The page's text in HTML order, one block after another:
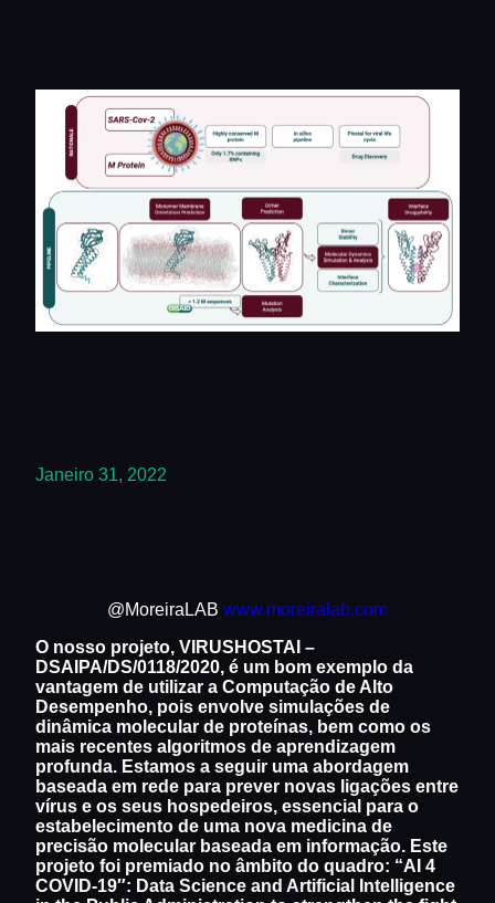
Janeiro 31, 2022
@MoreiraLAB www.moreiralab.com
O nosso projeto, VIRUSHOSTAI –
DSAIPA/DS/0118/2020, é um bom exemplo da
vantagem de utilizar a Computação de Alto
Desempenho, pois envolve simulações de
dinâmica molecular de proteínas, bem como os
mais recentes algoritmos de aprendizagem
profunda. Estamos a seguir uma abordagem
baseada em rede para prever novas ligações entre
vírus e os seus hospedeiros, essencial para o
estabelecimento de uma nova medicina de
precisão molecular baseada em informação. Este
projeto foi premiado no âmbito do quadro: “AI 4
COVID-19″: Data Science and Artificial Intelligence